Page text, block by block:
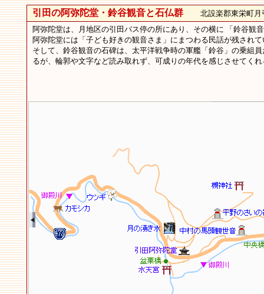
引田の阿弥陀堂・鈴谷観音と石仏群北設楽郡東栄町月
阿弥陀堂は、月地区の引田バス停の所にあり、その横に 「鈴谷観
阿弥陀堂には「子ども好きの観音さま」にまつわる民話が残されて
そして、鈴谷観音の石碑は、太平洋戦争時の軍艦「鈴谷」の乗
るが、輪郭や文字など読み取れず、可成りの年代を感じさせてくれ